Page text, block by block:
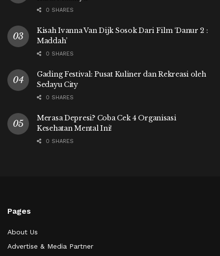
0 SHARES
Kisah Ivanna Van Dijk Sosok Dari Film ‘Danur 2 :
Maddah’
0 SHARES
Gading Festival: Pusat Kuliner dan Rekreasi oleh
Sedayu City
0 SHARES
Merasa Depresi? Coba Cek 4 Organisasi
Kesehatan Mental Ini!
0 SHARES
Pages
About Us
Advertise & Media Partner